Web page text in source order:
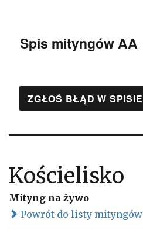
Spis mityngów AA
ZGŁOŚ BŁĄD W SPISIE
Kościelisko
Mityng na żywo
Powrót do listy mityngów